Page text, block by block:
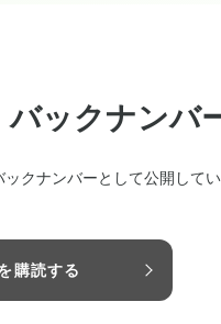
ックナンバ
クナンバーとして公開してい
購読する